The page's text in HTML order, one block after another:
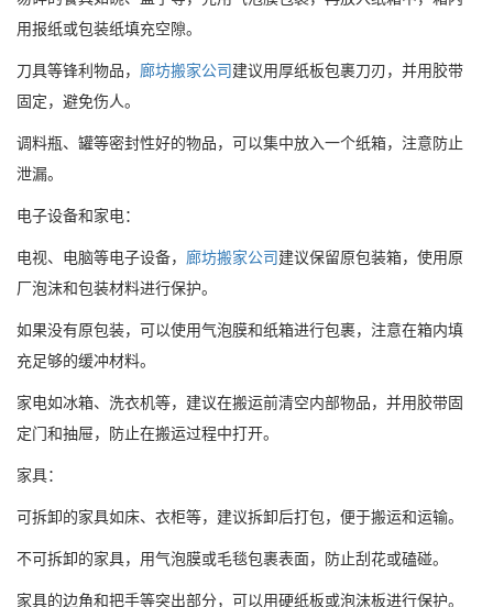
用报纸或包装纸填充空隙。
刀具等锋利物品， 廊坊搬家公司建议用厚纸板包裹刀刃，并用胶带
固定，避免伤人。
调料瓶、罐等密封性好的物品，可以集中放入一个纸箱，注意防止
泄漏。
电子设备和家电：
电视、电脑等电子设备， 廊坊搬家公司建议保留原包装箱，使用原
厂泡沫和包装材料进行保护。
如果没有原包装，可以使用气泡膜和纸箱进行包裹，注意在箱内填
充足够的缓冲材料。
家电如冰箱、洗衣机等，建议在搬运前清空内部物品，并用胶带固
定门和抽屉，防止在搬运过程中打开。
家具：
可拆卸的家具如床、衣柜等，建议拆卸后打包，便于搬运和运输。
不可拆卸的家具，用气泡膜或毛毯包裹表面，防止刮花或磕碰。
家具的边角和把手等突出部分，可以用硬纸板或泡沫板进行保护。